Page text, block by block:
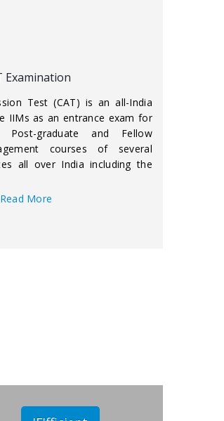
Examination
Test (CAT) is an all-India
IIMs as an entrance exam for
graduate and Fellow
courses of several
all over India including the
Read More